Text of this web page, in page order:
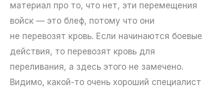
материал про то, что нет, эти перемещения
войск — это блеф, потому что они
не перевозят кровь. Если начинаются боевые
действия, то перевозят кровь для
переливания, а здесь этого не замечено.
Видимо, какой-то очень хороший специалист